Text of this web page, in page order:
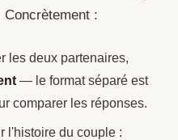
:
les deux partenaires,
— le format séparé est
comparer les réponses.
l'histoire du couple :